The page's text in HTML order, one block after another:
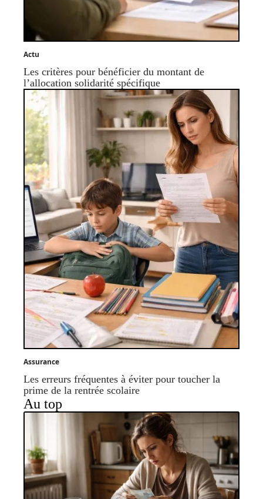
Actu
Les critères pour bénéficier du montant de
l’allocation solidarité spécifique
Assurance
Les erreurs fréquentes à éviter pour toucher la
prime de la rentrée scolaire
Au top